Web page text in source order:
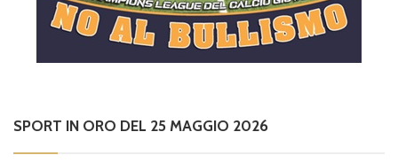
SPORT IN ORO DEL 25 MAGGIO 2026